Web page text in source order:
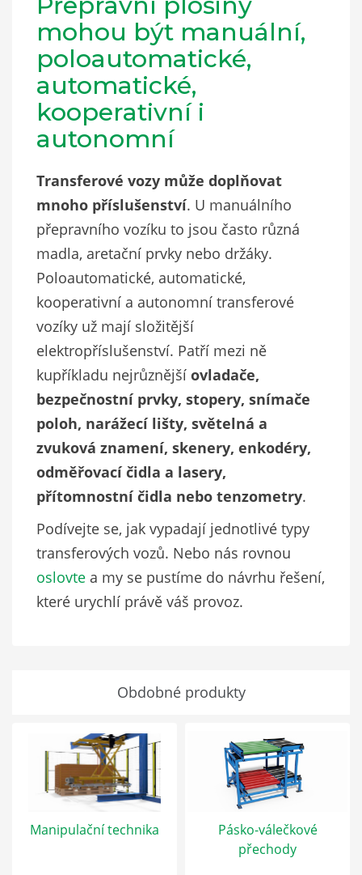
mohou být manuální,
poloautomatické,
automatické,
kooperativní i
autonomní
Transferové vozy může doplňovat
mnoho příslušenství. U manuálního
přepravního vozíku to jsou často různá
madla, aretační prvky nebo držáky.
Poloautomatické, automatické,
kooperativní a autonomní transferové
vozíky už mají složitější
elektropříslušenství. Patří mezi ně
kupříkladu nejrůznější ovladače,
bezpečnostní prvky, stopery, snímače
poloh, narážecí lišty, světelná a
zvuková znamení, skenery, enkodéry,
odměřovací čidla a lasery,
přítomnostní čidla nebo tenzometry.
Podívejte se, jak vypadají jednotlivé typy
transferových vozů. Nebo nás rovnou
oslovte a my se pustíme do návrhu řešení,
které urychlí právě váš provoz.
Obdobné produkty
Manipulační technika
Pásko-válečkové
přechody